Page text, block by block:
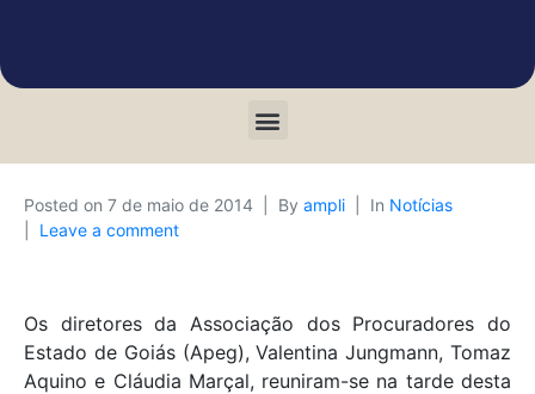
Posted on 7 de maio de 2014 By ampli In Notícias
Leave a comment
Os diretores da Associação dos Procuradores do
Estado de Goiás (Apeg), Valentina Jungmann, Tomaz
Aquino e Cláudia Marçal, reuniram-se na tarde desta